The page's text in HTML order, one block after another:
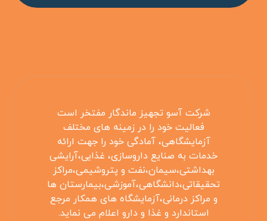
شرکت آسو تجهیز ماندگار مفتخر است
فعالیت خود را در زمینه های مختلف
آزمایشگاهی، آمادگی خود را جهت ارائه
خدمات به صنایع داروسازی، غذایی،آرایشی
بهداشتی،سیمان،نفت و پتروشیمی،مراکز
تحقیقاتی،دانشگاهی،آموزشی،بیمارستان ها
و مراکز درمانی،آزمایشگاه های همکار مرجع
استاندارد و غذا و دارو اعلام می نماید.